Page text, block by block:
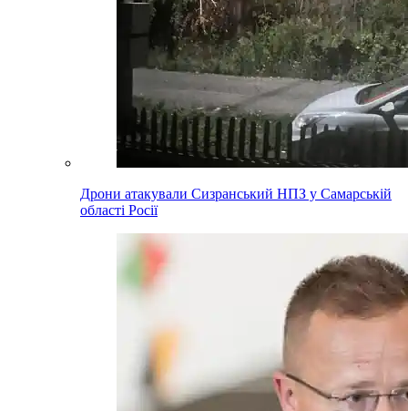
Дрони атакували Сизранський НПЗ у Самарській
області Росії